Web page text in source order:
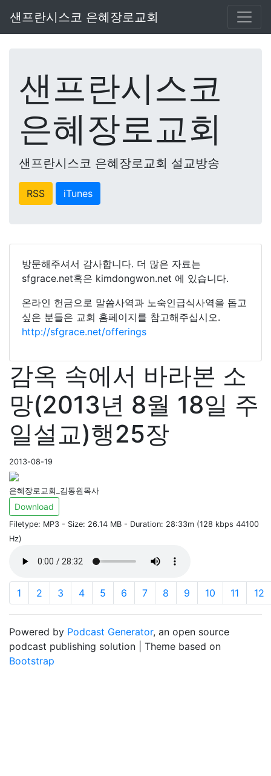
샌프란시스코 은혜장로교회
샌프란시스코
은혜장로교회
샌프란시스코 은혜장로교회 설교방송
RSS iTunes
방문해주셔서 감사합니다. 더 많은 자료는
sfgrace.net혹은 kimdongwon.net 에 있습니다.
온라인 헌금으로 말씀사역과 노숙인급식사역을 돕고
싶은 분들은 교회 홈페이지를 참고해주십시오.
http://sfgrace.net/offerings
감옥 속에서 바라본 소
망(2013년 8월 18일 주
일설교)행25장
2013-08-19
은혜장로교회_김동원목사
Download
Filetype: MP3 - Size: 26.14 MB - Duration: 28:33m (128 kbps 44100
Hz)
1 2 3 4 5 6 7 8 9 10 11 12
Powered by Podcast Generator, an open source
podcast publishing solution | Theme based on
Bootstrap